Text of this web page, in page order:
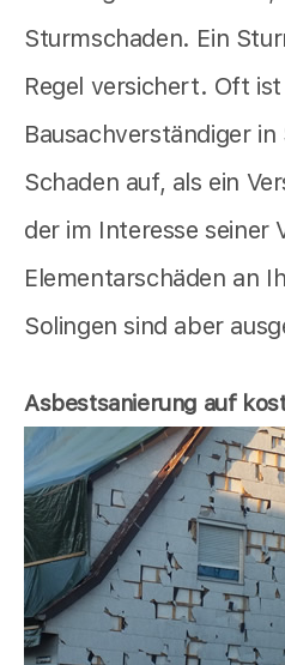
Sturmschaden. Ein
Regel versichert. Oft
Bausachverständiger
Schaden auf, als ein
der im Interesse seiner
Elementarschäden an
Solingen sind aber
Asbestsanierung auf